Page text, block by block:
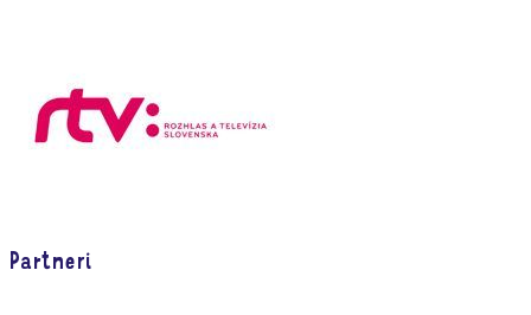
Partneri